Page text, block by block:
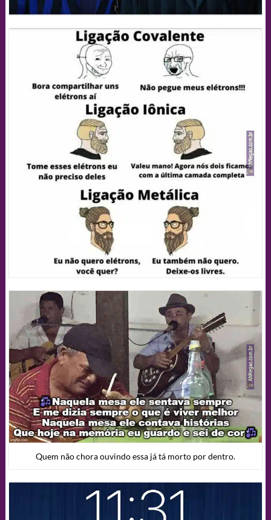
Quem não chora ouvindo essa já tá morto por dentro.